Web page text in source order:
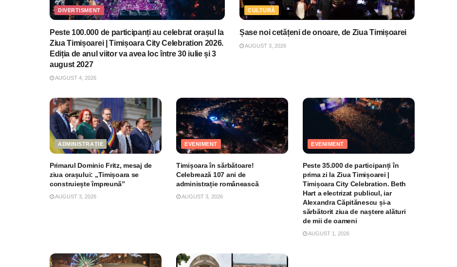
DIVERTISMENT
Peste 100.000 de participanți au celebrat orașul la
Ziua Timișoarei | Timișoara City Celebration 2026.
Ediția de anul viitor va avea loc între 30 iulie și 3
august 2027
AUGUST 4, 2026
CULTURĂ
Șase noi cetățeni de onoare, de Ziua Timișoarei
AUGUST 3, 2026
ADMINISTRAȚIE
Primarul Dominic Fritz, mesaj de
ziua orașului: „Timișoara se
construiește împreună”
AUGUST 3, 2026
EVENIMENT
Timișoara în sărbătoare!
Celebrează 107 ani de
administrație românească
AUGUST 3, 2026
EVENIMENT
Peste 35.000 de participanți în
prima zi la Ziua Timișoarei |
Timișoara City Celebration. Beth
Hart a electrizat publicul, iar
Alexandra Căpitănescu și-a
sărbătorit ziua de naștere alături
de mii de oameni
AUGUST 1, 2026